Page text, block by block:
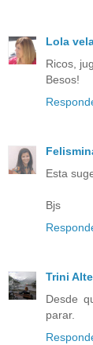
Lola
Ricos,
Besos!
Esta
Bjs
Trini
Desde
parar.